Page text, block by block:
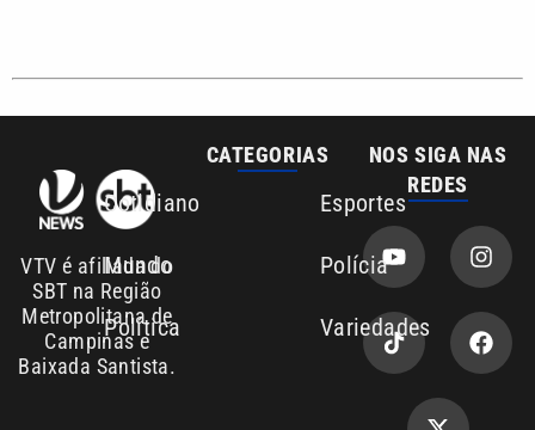
Anuncie agora com a emissora VTV SBT
Área de cobertura que a VTV SBT acompanha:
Entre em contato com a VTV News
Copyright © 2026. Todos os direitos
reservados | Empresa de Comunicação PRM
Política de privacidade